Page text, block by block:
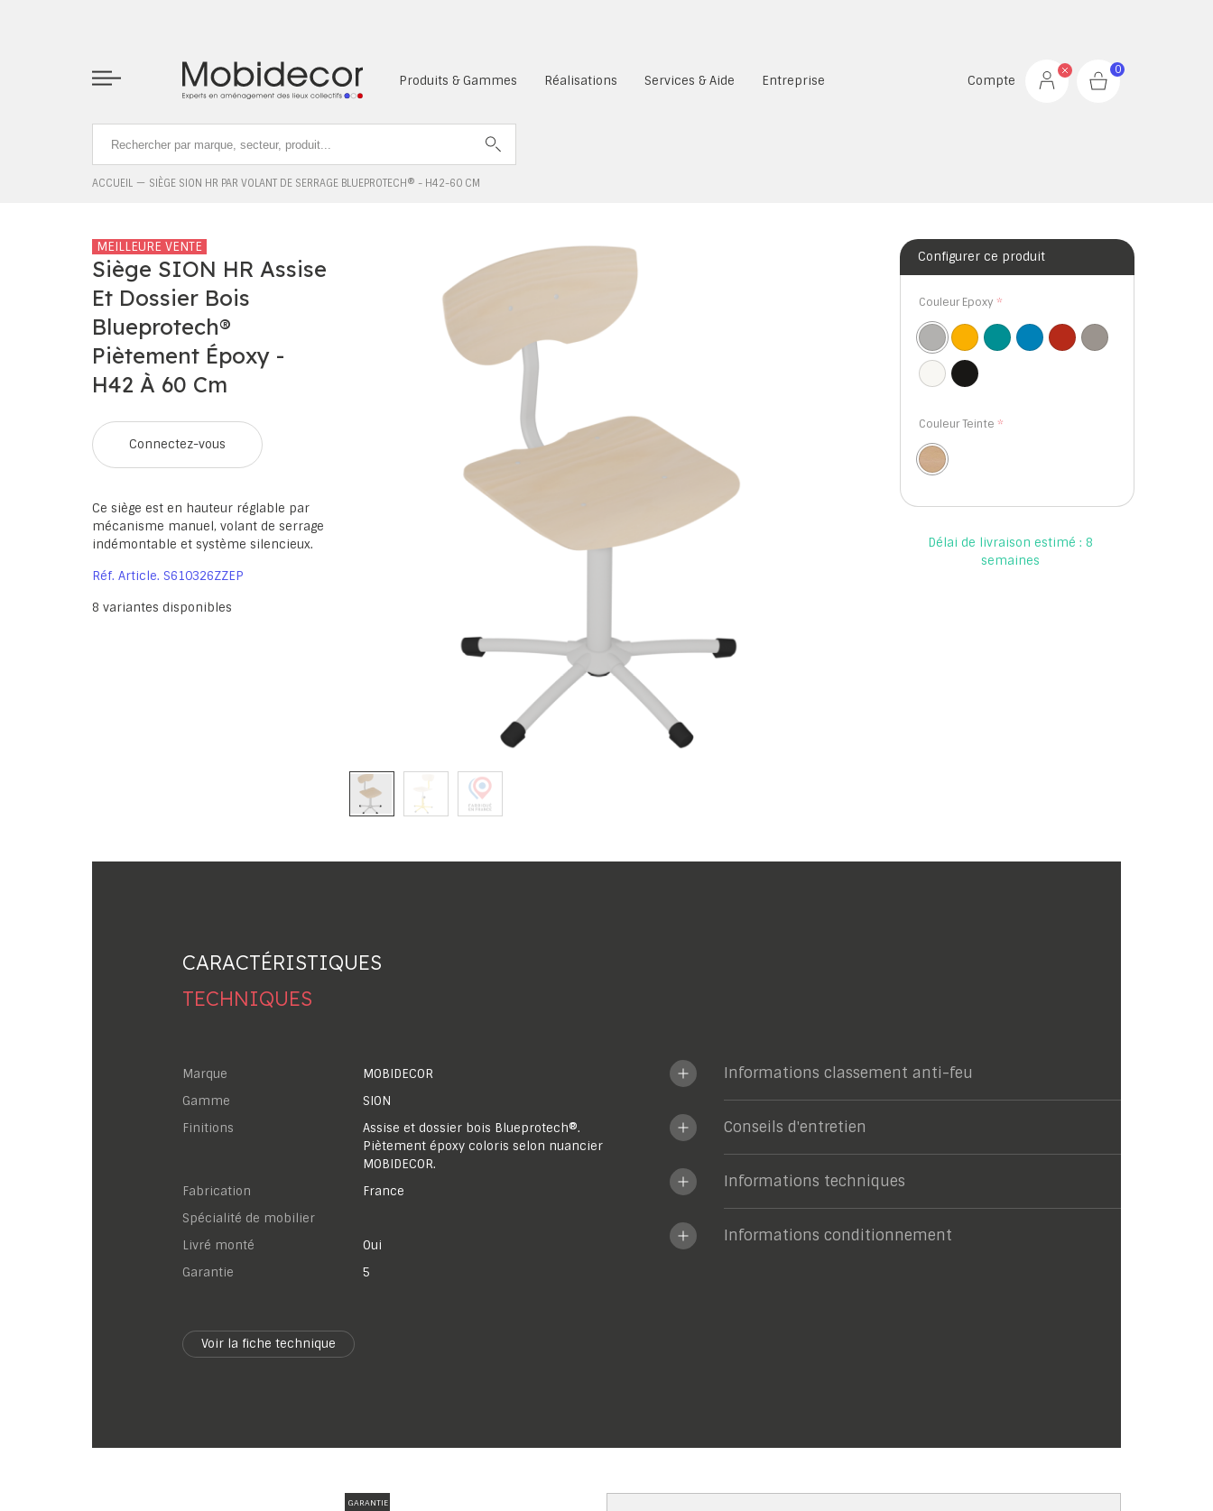
Produits & Gammes Réalisations Services & Aide Entreprise Compte
0
ACCUEIL SIÈGE SION HR PAR VOLANT DE SERRAGE BLUEPROTECH® - H42-60 CM
MEILLEURE VENTE
Siège SION HR Assise
Et Dossier Bois
Blueprotech®
Piètement Époxy -
H42 À 60 Cm
Connectez-vous
Ce siège est en hauteur réglable par
mécanisme manuel, volant de serrage
indémontable et système silencieux.
Réf. Article S610326ZZEP
8 variantes disponibles
Configurer ce produit
Couleur Epoxy
Couleur Teinte
Délai de livraison estimé : 8
semaines
CARACTÉRISTIQUES
TECHNIQUES
Marque
MOBIDECOR
Gamme
SION
Finitions
Assise et dossier bois Blueprotech®.
Piètement époxy coloris selon nuancier
MOBIDECOR.
Fabrication
France
Spécialité de mobilier
Livré monté
Oui
garantie
5
Voir la fiche technique
Informations classement anti-feu
Conseils d'entretien
Informations techniques
Informations conditionnement
GARANTIE